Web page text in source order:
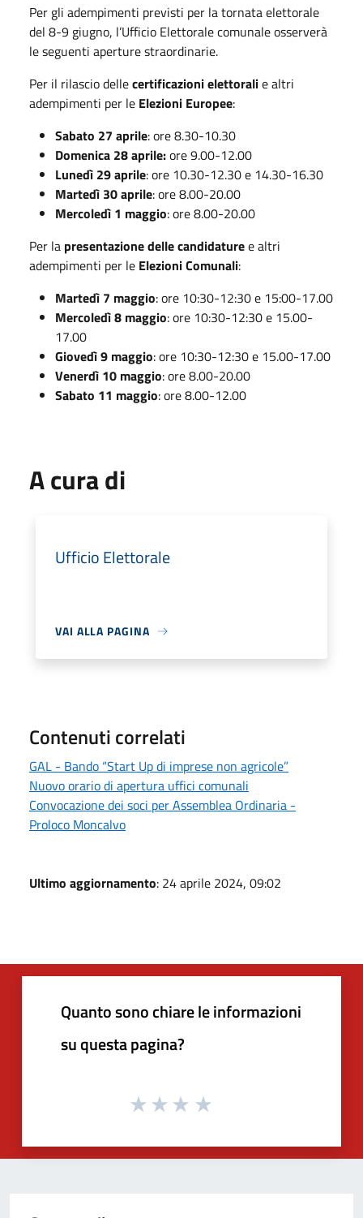
Per gli adempimenti previsti per la tornata elettorale
del 8-9 giugno, l’Ufficio Elettorale comunale osserverà
le seguenti aperture straordinarie.
Per il rilascio dellecertificazioni elettoralie altri
adempimenti per le Elezioni Europee:
Sabato 27 aprile: ore 8.30-10.30
Domenica 28 aprile:ore 9.00-12.00
Lunedì 29 aprile: ore 10.30-12.30 e 14.30-16.30
Martedì 30 aprile: ore 8.00-20.00
Mercoledì 1 maggio: ore 8.00-20.00
Per la presentazione delle candidaturee altri
adempimenti per le Elezioni Comunali:
Martedì 7 maggio: ore 10:30-12:30 e 15:00-17.00
Mercoledì 8 maggio: ore 10:30-12:30 e 15.00-
17.00
Giovedì 9 maggio: ore 10:30-12:30 e 15.00-17.00
Venerdì 10 maggio: ore 8.00-20.00
Sabato 11 maggio: ore 8.00-12.00
A cura di
Ufficio Elettorale
VAI ALLA PAGINA
Contenuti correlati
GAL - Bando “Start Up di imprese non agricole”
Nuovo orario di apertura uffici comunali
Convocazione dei soci per Assemblea Ordinaria -
Proloco Moncalvo
Ultimo aggiornamento: 24 aprile 2024, 09:02
Quanto sono chiare le informazioni
su questa pagina?